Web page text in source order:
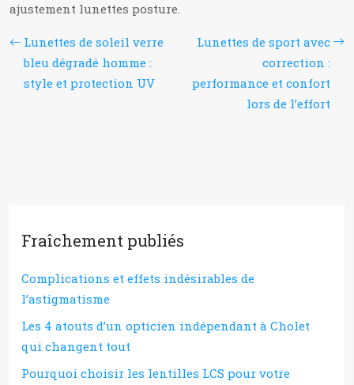
ajustement lunettes posture.
Lunettes de soleil verre
bleu dégradé homme :
style et protection UV
Lunettes de sport avec
correction :
performance et confort
lors de l’effort
Fraîchement publiés
Complications et effets indésirables de
l’astigmatisme
Les 4 atouts d’un opticien indépendant à Cholet
qui changent tout
Pourquoi choisir les lentilles LCS pour votre